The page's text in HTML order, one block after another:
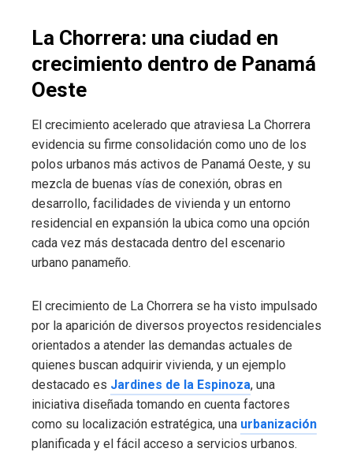
La Chorrera: una ciudad en
crecimiento dentro de Panamá
Oeste
El crecimiento acelerado que atraviesa La Chorrera
evidencia su firme consolidación como uno de los
polos urbanos más activos de Panamá Oeste, y su
mezcla de buenas vías de conexión, obras en
desarrollo, facilidades de vivienda y un entorno
residencial en expansión la ubica como una opción
cada vez más destacada dentro del escenario
urbano panameño.
El crecimiento de La Chorrera se ha visto impulsado
por la aparición de diversos proyectos residenciales
orientados a atender las demandas actuales de
quienes buscan adquirir vivienda, y un ejemplo
destacado es Jardines de la Espinoza, una
iniciativa diseñada tomando en cuenta factores
como su localización estratégica, una urbanización
planificada y el fácil acceso a servicios urbanos.